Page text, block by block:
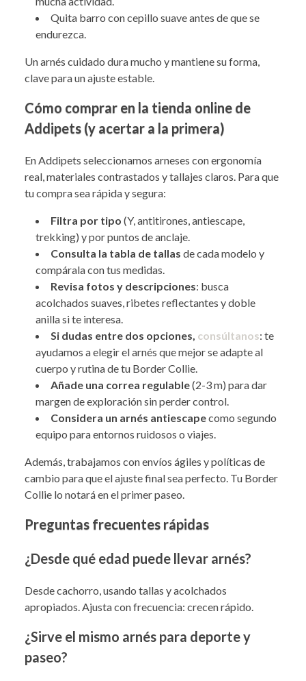
Quita barro con cepillo suave antes de que se
endurezca.
Un arnés cuidado dura mucho y mantiene su forma,
clave para un ajuste estable.
Cómo comprar en la tienda online de
Addipets (y acertar a la primera)
En Addipets seleccionamos arneses con ergonomía
real, materiales contrastados y tallajes claros. Para que
tu compra sea rápida y segura:
Filtra por tipo (Y, antitirones, antiescape,
trekking) y por puntos de anclaje.
Consulta la tabla de tallas de cada modelo y
compárala con tus medidas.
Revisa fotos y descripciones: busca
acolchados suaves, ribetes reflectantes y doble
anilla si te interesa.
Si dudas entre dos opciones, consúltanos: te
ayudamos a elegir el arnés que mejor se adapte al
cuerpo y rutina de tu Border Collie.
Añade una correa regulable(2-3 m) para dar
margen de exploración sin perder control.
Considera un arnés antiescapecomo segundo
equipo para entornos ruidosos o viajes.
Además, trabajamos con envíos ágiles y políticas de
cambio para que el ajuste final sea perfecto. Tu Border
Collie lo notará en el primer paseo.
Preguntas frecuentes rápidas
¿Desde qué edad puede llevar arnés?
Desde cachorro, usando tallas y acolchados
apropiados. Ajusta con frecuencia: crecen rápido.
¿Sirve el mismo arnés para deporte y
paseo?